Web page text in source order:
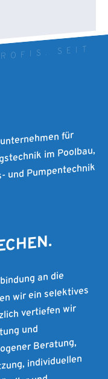
SEIT
für
im Poolbau,
und Pumpentechnik
an die
wir ein selektives
vertiefen wir
undBeratung,
individuellen